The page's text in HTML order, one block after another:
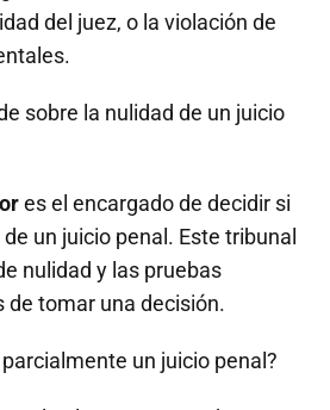
del juez, o la violación de
sobre la nulidad de un juicio
es el encargado de decidir si
un juicio penal. Este tribunal
nulidad y las pruebas
de tomar una decisión.
un juicio penal?